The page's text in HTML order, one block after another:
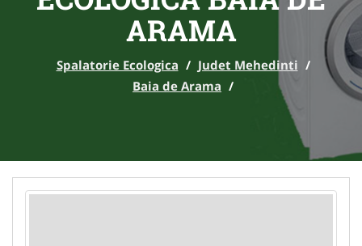
ARAMA
Spalatorie Ecologica / Judet Mehedinti /
Baia de Arama /